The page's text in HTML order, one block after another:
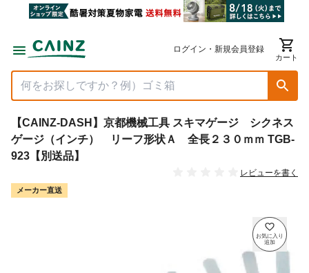
ログイン・新規会員登録
カート
【CAINZ-DASH】京都機械工具 スキマゲージ シクネス
ゲージ（インチ） リーフ形状Ａ 全長２３０ｍｍ TGB-
923【別送品】
レビューを書く
メーカー直送